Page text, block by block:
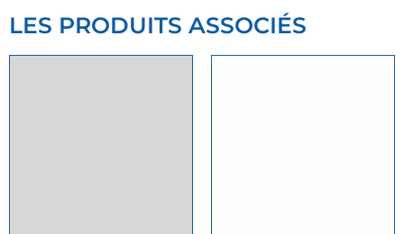
LES PRODUITS ASSOCIÉS